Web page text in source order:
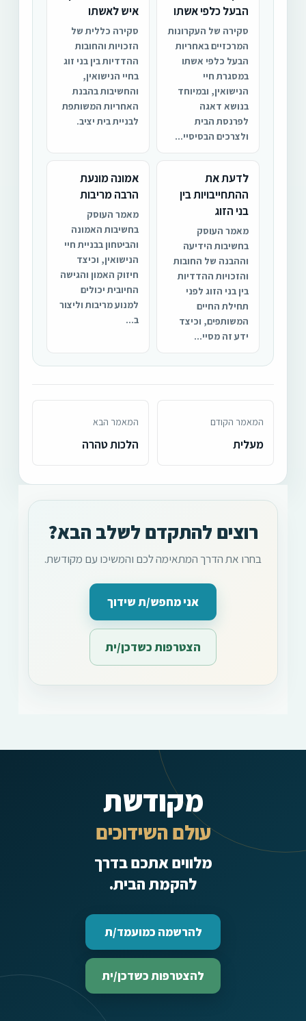
הבעל כלפי אשתו
סקירה של העקרונות
המרכזיים באחריות
הבעל כלפי אשתו
במסגרת חיי
הנישואין, ובמיוחד
בנושא דאגה
לפרנסת הבית
ולצרכים הבסיסיי...
איש לאשתו
סקירה כללית של
הזכויות והחובות
ההדדיות בין בני זוג
בחיי הנישואין,
והחשיבות בהבנת
האחריות המשותפת
לבניית בית יציב.
לדעת את
ההתחייבויות בין
בני הזוג
מאמר העוסק
בחשיבות הידיעה
וההבנה של החובות
והזכויות ההדדיות
בין בני הזוג לפני
תחילת החיים
המשותפים, וכיצד
ידע זה מסיי...
אמונה מונעת
הרבה מריבות
מאמר העוסק
בחשיבות האמונה
והביטחון בבניית חיי
הנישואין, וכיצד
חיזוק האמון והגישה
החיובית יכולים
למנוע מריבות וליצור
ב...
המאמר הקודם
מעלית
המאמר הבא
הלכות טהרה
רוצים להתקדם לשלב הבא?
בחרו את הדרך המתאימה לכם והמשיכו עם מקודשת.
אני מחפש/ת שידוך
הצטרפות כשדכן/ית
מקודשת
עולם השידוכים
מלווים אתכם בדרך
להקמת הבית.
להרשמה כמועמד/ת
להצטרפות כשדכן/ית